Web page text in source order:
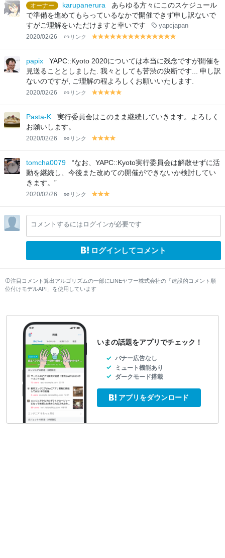
オーナー
karupanerura
あらゆる方々にこのスケジュール
で準備を進めてもらっているなかで開催できず申し訳ないで
すがご理解をいただけますと幸いです
yapcjapan
2020/02/26 リンク
y
lo
w
y
lo
w
y
lo
w
y
lo
w
y
lo
w
y
lo
w
y
lo
w
y
lo
w
y
lo
w
y
lo
w
y
lo
w
y
lo
w
y
lo
w
lo
w
papix
YAPC::Kyoto 2020については本当に残念ですが開催を
見送ることとしました. 我々としても苦渋の決断です... 申し訳
ないのですが, ご理解の程よろしくお願いいたします.
2020/02/26 リンク
y
lo
y
lo
y
lo
y
lolo
Pasta-K
実行委員会はこのまま継続していきます。よろしく
お願いします。
2020/02/26 リンク
y
lo
w
y
lo
w
y
lo
w
lo
w
tomcha0079
“なお、YAPC::Kyoto実行委員会は解散せずに活
動を継続し、今後また改めての開催ができないか検討してい
きます。”
2020/02/26 リンク
y
lo
w
y
lo
w
lo
w
コメントするにはログインが必要です
ログインしてコメント
注目コメント算出アルゴリズムの一部にLINEヤフー株式会社の「建設的コメント順
位付けモデルAPI」を使用しています
いまの話題をアプリでチェック！
バナー広告なし
ミュート機能あり
ダークモード搭載
アプリをダウンロード